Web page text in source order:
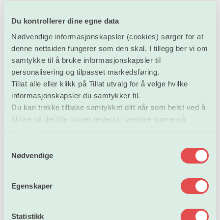
Du kontrollerer dine egne data
Nødvendige informasjonskapsler (cookies) sørger for at
denne nettsiden fungerer som den skal. I tillegg ber vi om
samtykke til å bruke informasjonskapsler til
personalisering og tilpasset markedsføring.
Tillat alle eller klikk på Tillat utvalg for å velge hvilke
informasjonskapsler du samtykker til.
Du kan trekke tilbake samtykket ditt når som helst ved å
klikke på det lille ikonet nederst i venstre hjørne på
nettsiden.
Nødvendige
Egenskaper
Statistikk
– Regjeringen har gjort noe, men vi kan gjøre enda mer.
bidrar til økt rekruttering, mente stortingsrepresentant
Lill Harriet Sandaune (FrP).
– Den rødgrønne regjeringen fikk midlertidigheten i
sektoren litt ned, fordi det var et viktig tema for oss. Jeg
synes det er stillere fra politisk hold rundt dette nå. Jeg
har savnet politisk lederskap i dette spørsmålet, svarte
Marianne Aasen fra Arbeiderpartiet.
De hadde nettopp hørt Magnus Aronsen fra Akademiet
usikkerhet var en viktig grunn til at mange unge
forskere, særlig unge kvinner, ikke ville anbefale andre